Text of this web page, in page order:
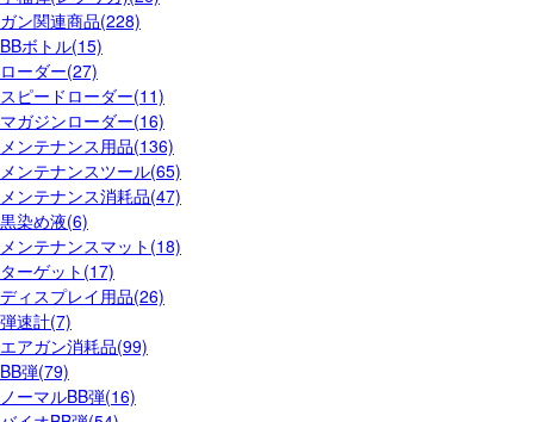
ガン関連商品(228)
BBボトル(15)
ローダー(27)
スピードローダー(11)
マガジンローダー(16)
メンテナンス用品(136)
メンテナンスツール(65)
メンテナンス消耗品(47)
黒染め液(6)
メンテナンスマット(18)
ターゲット(17)
ディスプレイ用品(26)
弾速計(7)
エアガン消耗品(99)
BB弾(79)
ノーマルBB弾(16)